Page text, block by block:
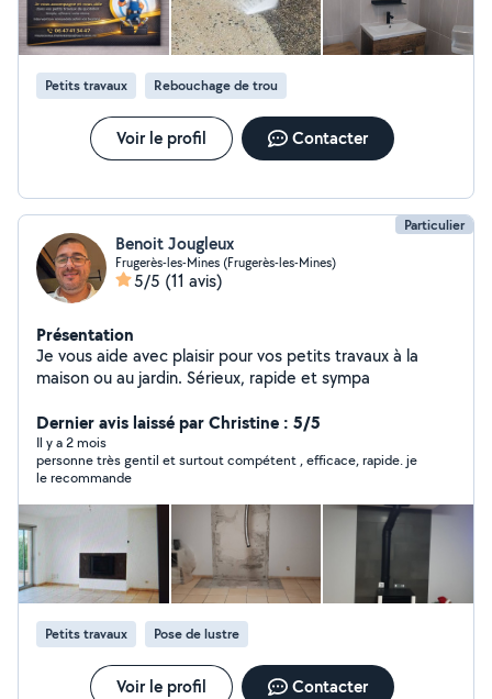
Petits travaux Rebouchage de trou
Voir le profil Contacter
Particulier
Benoit Jougleux
Frugerès-les-Mines (Frugerès-les-Mines)
5/5 (11 avis)
Présentation
Je vous aide avec plaisir pour vos petits travaux à la
maison ou au jardin. Sérieux, rapide et sympa
Dernier avis laissé par Christine : 5/5
Il y a 2 mois
personne très gentil et surtout compétent , efficace, rapide. je
le recommande
Petits travaux Pose de lustre
Voir le profil Contacter